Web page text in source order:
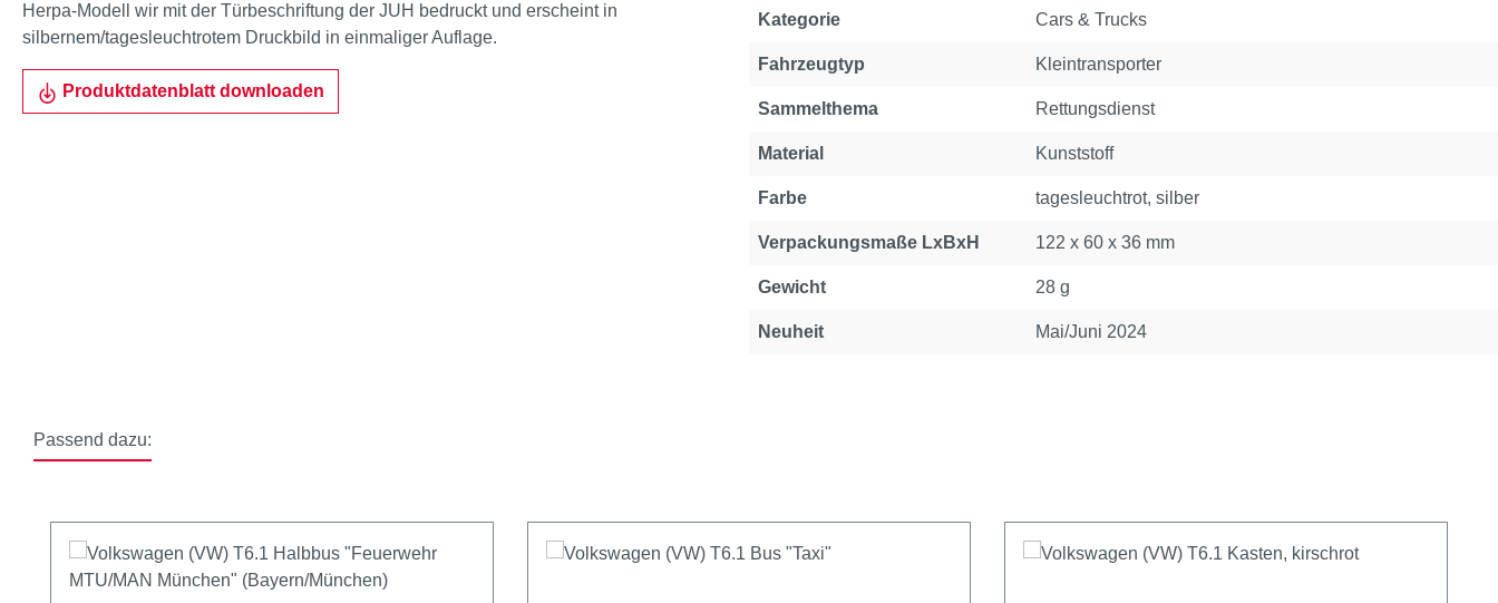
Herpa-Modell wir mit der Türbeschriftung der JUH bedruckt und erscheint in
silbernem/tagesleuchtrotem Druckbild in einmaliger Auflage.
Produktdatenblatt downloaden
Kategorie Cars & Trucks
Fahrzeugtyp Kleintransporter
Sammelthema Rettungsdienst
Material Kunststoff
Farbe tagesleuchtrot, silber
Verpackungsmaße LxBxH 122 x 60 x 36 mm
Gewicht 28 g
Neuheit Mai/Juni 2024
Passend dazu: